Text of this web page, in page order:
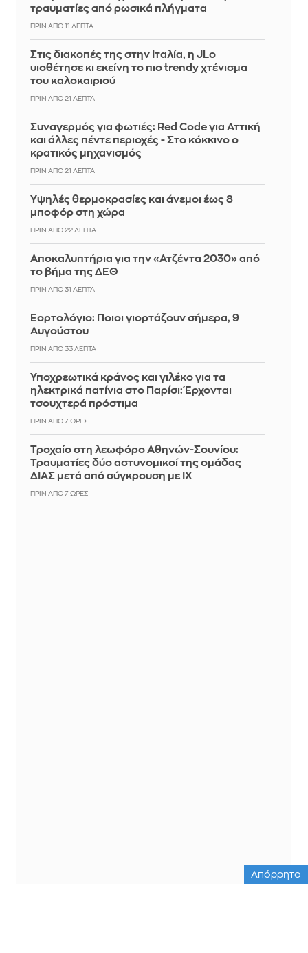
τραυματίες από ρωσικά πλήγματα
ΠΡΙΝ ΑΠΌ 11 ΛΕΠΤΆ
Στις διακοπές της στην Ιταλία, η JLo
υιοθέτησε κι εκείνη το πιο trendy χτένισμα
του καλοκαιριού
ΠΡΙΝ ΑΠΌ 21 ΛΕΠΤΆ
Συναγερμός για φωτιές: Red Code για Αττική
και άλλες πέντε περιοχές - Στο κόκκινο ο
κρατικός μηχανισμός
ΠΡΙΝ ΑΠΌ 21 ΛΕΠΤΆ
Υψηλές θερμοκρασίες και άνεμοι έως 8
μποφόρ στη χώρα
ΠΡΙΝ ΑΠΌ 22 ΛΕΠΤΆ
Αποκαλυπτήρια για την «Ατζέντα 2030» από
το βήμα της ΔΕΘ
ΠΡΙΝ ΑΠΌ 31 ΛΕΠΤΆ
Εορτολόγιο: Ποιοι γιορτάζουν σήμερα, 9
Αυγούστου
ΠΡΙΝ ΑΠΌ 33 ΛΕΠΤΆ
Υποχρεωτικά κράνος και γιλέκο για τα
ηλεκτρικά πατίνια στο Παρίσι: Έρχονται
τσουχτερά πρόστιμα
ΠΡΙΝ ΑΠΌ 7 ΏΡΕΣ
Τροχαίο στη λεωφόρο Αθηνών-Σουνίου:
Τραυματίες δύο αστυνομικοί της ομάδας
ΔΙΑΣ μετά από σύγκρουση με ΙΧ
ΠΡΙΝ ΑΠΌ 7 ΏΡΕΣ
Απόρρητο